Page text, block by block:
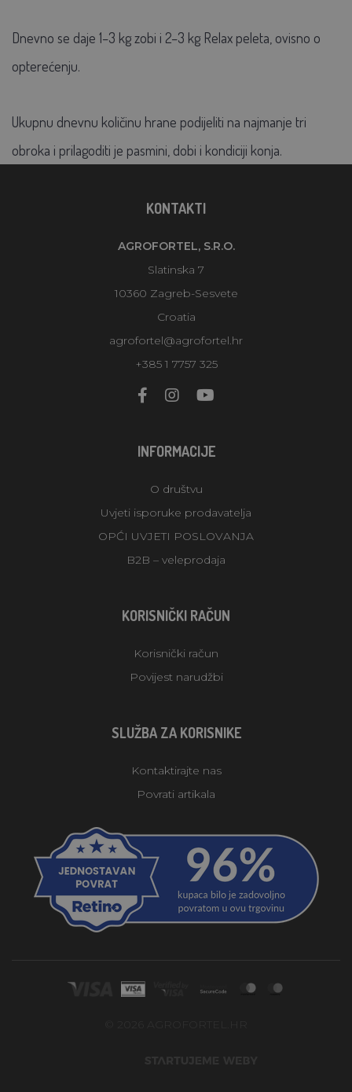
Dnevno se daje 1–3 kg zobi i 2–3 kg Relax peleta, ovisno o
opterećenju.
Ukupnu dnevnu količinu hrane podijeliti na najmanje tri
obroka i prilagoditi je pasmini, dobi i kondiciji konja.
KONTAKTI
AGROFORTEL, S.R.O.
Slatinska 7
10360 Zagreb-Sesvete
Croatia
agrofortel@agrofortel.hr
+385 1 7757 325
INFORMACIJE
O društvu
Uvjeti isporuke prodavatelja
OPĆI UVJETI POSLOVANJA
B2B – veleprodaja
KORISNIČKI RAČUN
Korisnički račun
Povijest narudžbi
SLUŽBA ZA KORISNIKE
Kontaktirajte nas
Povrati artikala